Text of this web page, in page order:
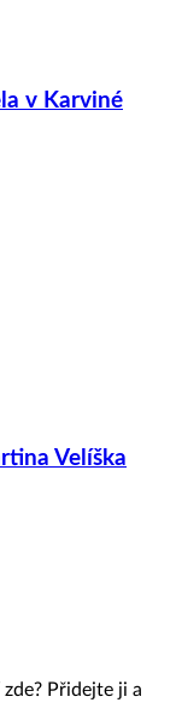
v Karviné
Velíška
Přidejte ji a